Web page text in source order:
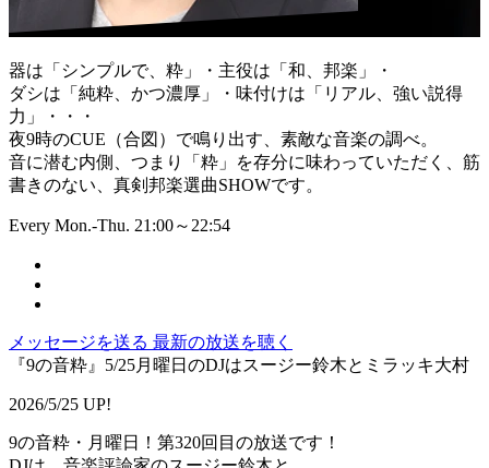
器は「シンプルで、粋」・主役は「和、邦楽」・
ダシは「純粋、かつ濃厚」・味付けは「リアル、強い説得
力」・・・
夜9時のCUE（合図）で鳴り出す、素敵な音楽の調べ。
音に潜む内側、つまり「粋」を存分に味わっていただく、筋
書きのない、真剣邦楽選曲SHOWです。
Every Mon.-Thu. 21:00～22:54
メッセージを送る 最新の放送を聴く
『9の音粋』5/25月曜日のDJはスージー鈴木とミラッキ大村
2026/5/25 UP!
9の音粋・月曜日！第320回目の放送です！